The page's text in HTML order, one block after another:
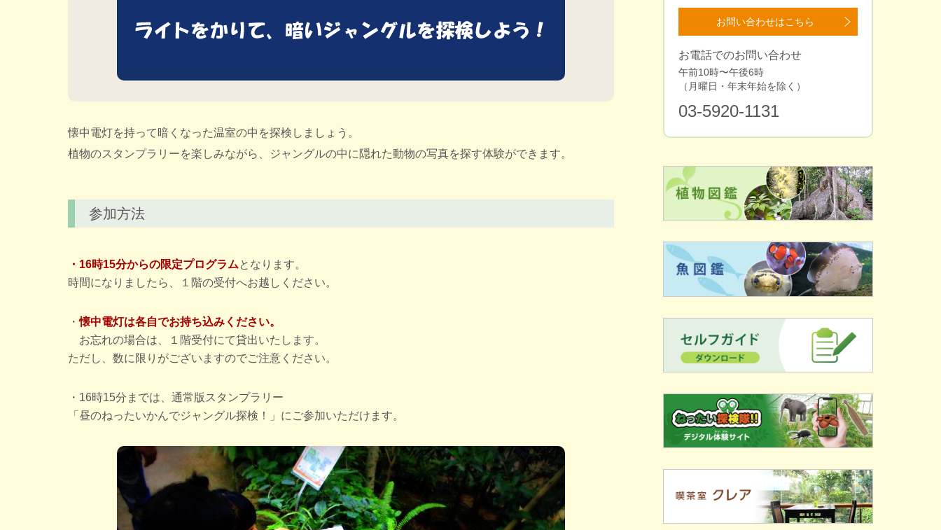
懐中電灯を持って暗くなった温室の中を探検しましょう。
植物のスタンプラリーを楽しみながら、ジャングルの中に隠れた動物の写真を探す体験ができます。
参加方法
・16時15分からの限定プログラムとなります。
時間になりましたら、１階の受付へお越しください。
・懐中電灯は各自でお持ち込みください。
お忘れの場合は、１階受付にて貸出いたします。
ただし、数に限りがございますのでご注意ください。
・16時15分までは、通常版スタンプラリー
「昼のねったいかんでジャングル探検！」にご参加いただけます。
お問い合わせはこちら
お電話でのお問い合わせ
午前10時〜午後6時
（⽉曜⽇・年末年始を除く）
03-5920-1131